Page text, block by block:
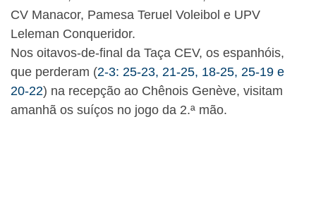
CV Manacor, Pamesa Teruel Voleibol e UPV
Leleman Conqueridor.
Nos oitavos-de-final da Taça CEV, os espanhóis,
que perderam (2-3: 25-23, 21-25, 18-25, 25-19 e
20-22) na recepção ao Chênois Genève, visitam
amanhã os suíços no jogo da 2.ª mão.